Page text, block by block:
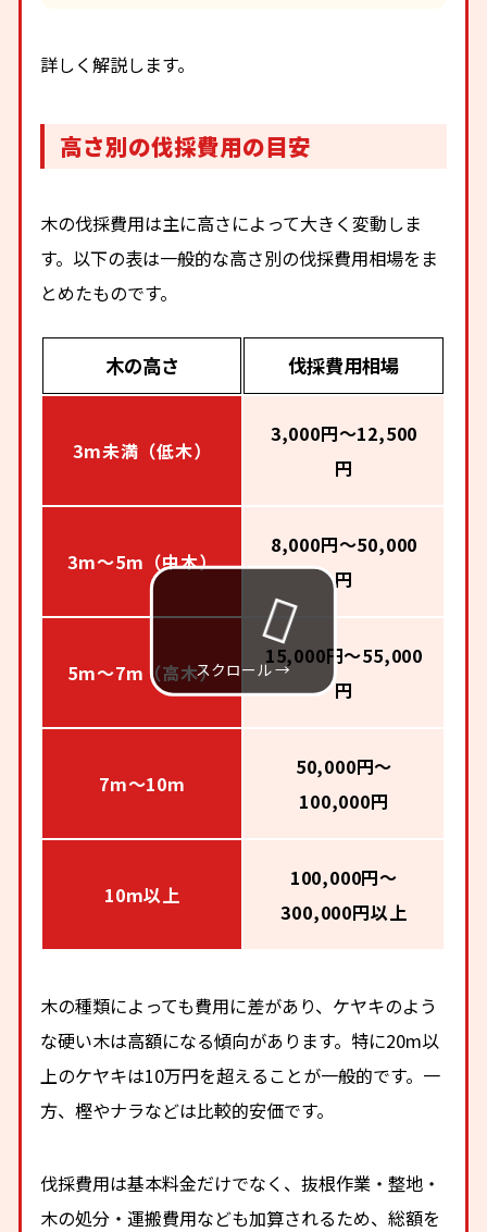
詳しく解説します。
高さ別の伐採費用の目安
木の伐採費用は主に高さによって大きく変動しま
す。以下の表は一般的な高さ別の伐採費用相場をま
とめたものです。
木の高さ 伐採費用相場
3m未満（低木）
3,000円～12,500
円
3m～5m（中木）
8,000円～50,000
円
5m～7m（高木）
15,000円～55,000
円
7m～10m
50,000円～
100,000円
10m以上
100,000円～
300,000円以上
木の種類によっても費用に差があり、ケヤキのよう
な硬い木は高額になる傾向があります。特に20m以
上のケヤキは10万円を超えることが一般的です。一
方、樫やナラなどは比較的安価です。
伐採費用は基本料金だけでなく、抜根作業・整地・
木の処分・運搬費用なども加算されるため、総額を